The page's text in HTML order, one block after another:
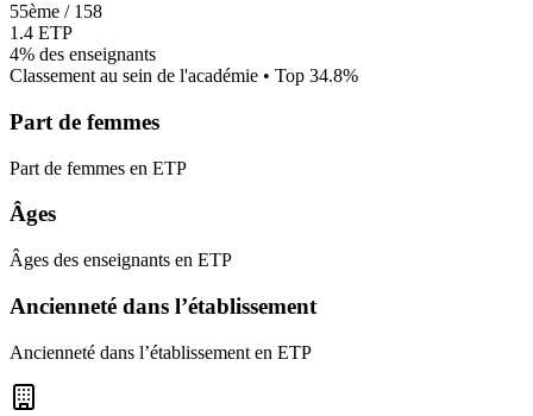
55ème / 158
1.4 ETP
4% des enseignants
Classement au sein de l'académie • Top 34.8%
Part de femmes
Part de femmes en ETP
Âges
Âges des enseignants en ETP
Ancienneté dans l’établissement
Ancienneté dans l’établissement en ETP